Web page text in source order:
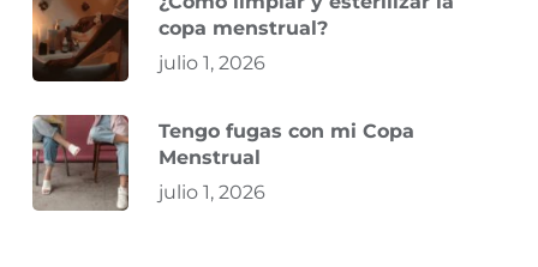
copa menstrual?
julio 1, 2026
Tengo fugas con mi Copa
Menstrual
julio 1, 2026